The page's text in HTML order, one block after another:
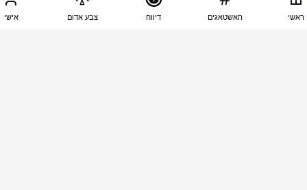
Степан Бандера
KOSE NANAT!!!!!!!!!!!!!!!!!!!! ראשי האשטאגים דיווח צבע אדום אישי